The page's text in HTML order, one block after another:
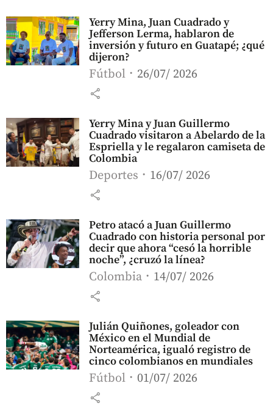
Yerry Mina, Juan Cuadrado y
Jefferson Lerma, hablaron de
inversión y futuro en Guatapé; ¿qué
dijeron?
Fútbol 26/07/ 2026
share
Yerry Mina y Juan Guillermo
Cuadrado visitaron a Abelardo de la
Espriella y le regalaron camiseta de
Colombia
Deportes 16/07/ 2026
share
Petro atacó a Juan Guillermo
Cuadrado con historia personal por
decir que ahora “cesó la horrible
noche”, ¿cruzó la línea?
Colombia 14/07/ 2026
share
Julián Quiñones, goleador con
México en el Mundial de
Norteamérica, igualó registro de
cinco colombianos en mundiales
Fútbol 01/07/ 2026
share